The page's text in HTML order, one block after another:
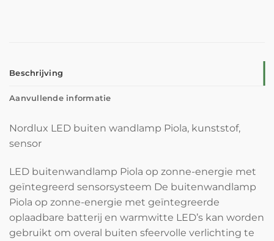
Beschrijving
Aanvullende informatie
Nordlux LED buiten wandlamp Piola, kunststof,
sensor
LED buitenwandlamp Piola op zonne-energie met
geïntegreerd sensorsysteem De buitenwandlamp
Piola op zonne-energie met geïntegreerde
oplaadbare batterij en warmwitte LED’s kan worden
gebruikt om overal buiten sfeervolle verlichting te